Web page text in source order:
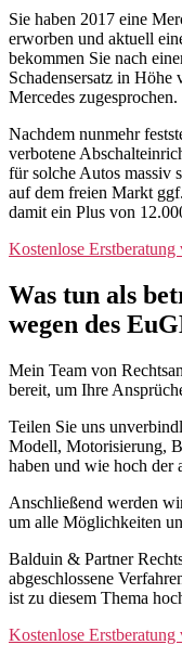
Sie haben 2017 eine
erworben und aktuell
bekommen Sie nach
Schadensersatz in
Mercedes zugesprochen.
Nachdem nunmehr
verbotene
für solche Autos massiv
auf dem freien Markt
damit ein Plus von
Kostenlose Erstberatung
Was tun als
wegen des
Mein Team von
bereit, um Ihre
Teilen Sie uns
Modell, Motorisierung,
haben und wie hoch der
Anschließend werden
um alle Möglichkeiten
Balduin & Partner
abgeschlossene
ist zu diesem Thema
Kostenlose Erstberatung